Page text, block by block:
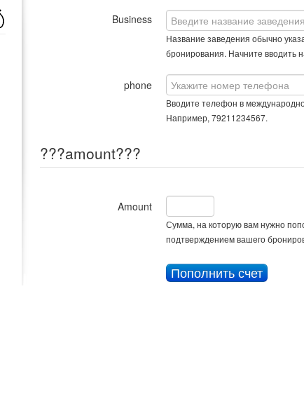
Business
Название заведения обычно
бронирования.
phone
Вводите телефон в
Например, 79211234567.
???amount???
Amount
Сумма, на которую вам нужно
подтверждением вашего